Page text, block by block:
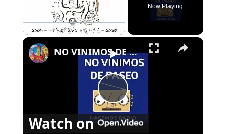
Now Playing
×
P
NO VINIMOS DE PASEO - PROGRAMA 109 - 01/08/2024
Watch on